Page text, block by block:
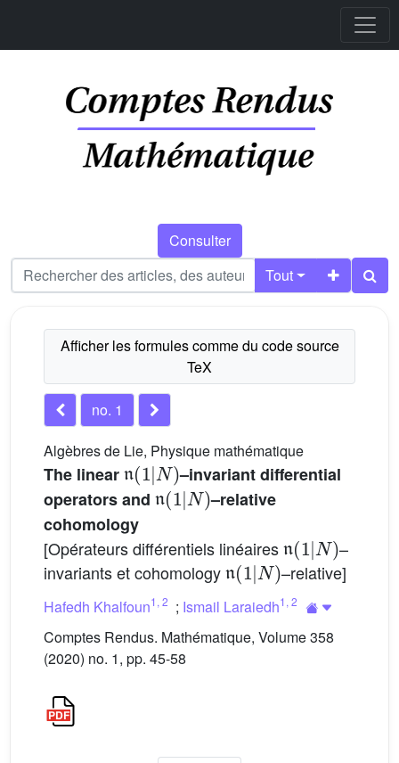
Consulter
Tout
no. 1
Algèbres de Lie, Physique mathématique
The linear
𝔫(1|N)
–invariant differential
operators and
𝔫(1|N)
–relative
cohomology
[Opérateurs différentiels linéaires
( 1| N) –
invariants et cohomology 𝔫(1|N) –relative]
Hafedh Khalfoun1 , 2 ; Ismail Laraiedh1 , 2
Comptes Rendus. Mathématique, Volume 358
(2020) no. 1, pp. 45-58